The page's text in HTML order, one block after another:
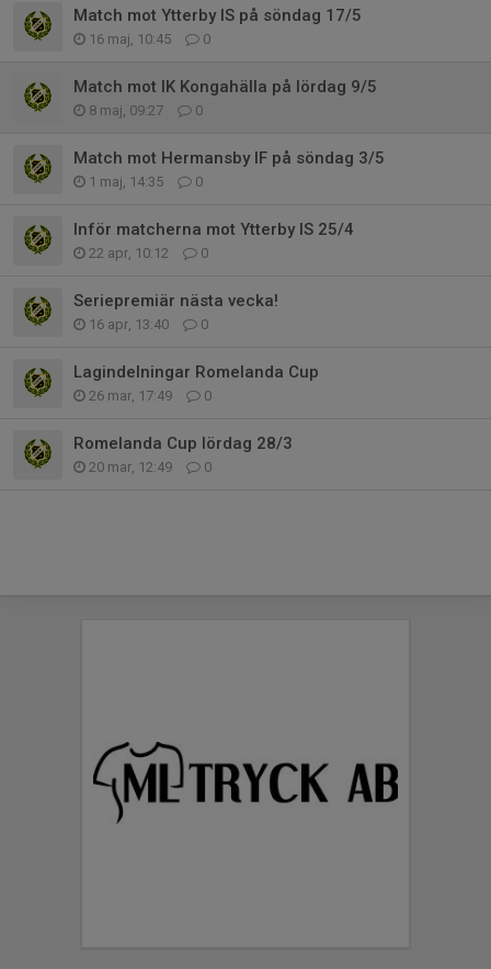
Match mot Ytterby IS på söndag 17/5
16 maj, 10:45 0
Match mot IK Kongahälla på lördag 9/5
8 maj, 09:27 0
Match mot Hermansby IF på söndag 3/5
1 maj, 14:35 0
Inför matcherna mot Ytterby IS 25/4
22 apr, 10:12 0
Seriepremiär nästa vecka!
16 apr, 13:40 0
Lagindelningar Romelanda Cup
26 mar, 17:49 0
Romelanda Cup lördag 28/3
20 mar, 12:49 0